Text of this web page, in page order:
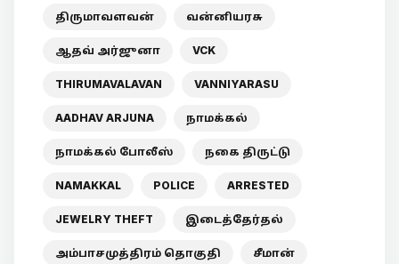
திருமாவளவன் வன்னியரசு
ஆதவ் அர்ஜுனா VCK
THIRUMAVALAVAN VANNIYARASU
AADHAV ARJUNA நாமக்கல்
நாமக்கல் போலீஸ் நகை திருட்டு
NAMAKKAL POLICE ARRESTED
JEWELRY THEFT இடைத்தேர்தல்
அம்பாசமுத்திரம் தொகுதி சீமான்